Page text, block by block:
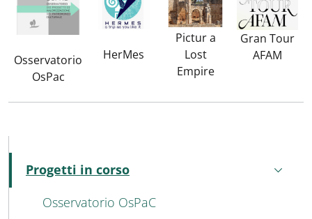
Osservatorio
OsPac
HerMes
Pictur a
Lost
Empire
Gran Tour
AFAM
MENU CEV SECOND NAVIGATION
Progetti in corso
Attivo
Osservatorio OsPaC